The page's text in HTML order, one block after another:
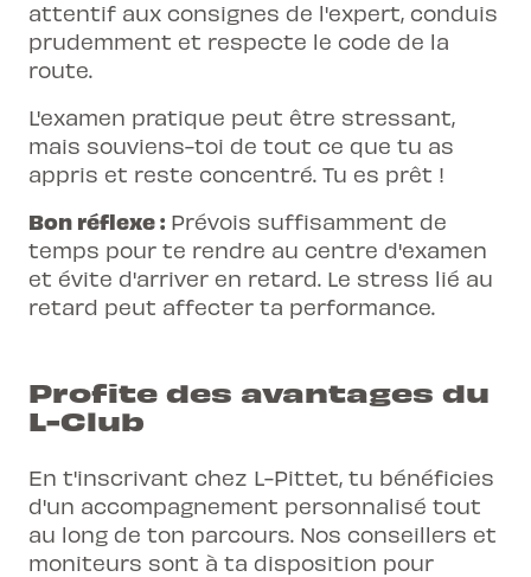
attentif aux consignes de l'expert, conduis
prudemment et respecte le code de la
route.
L'examen pratique peut être stressant,
mais souviens-toi de tout ce que tu as
appris et reste concentré. Tu es prêt !
Bon réflexe : Prévois suffisamment de
temps pour te rendre au centre d'examen
et évite d'arriver en retard. Le stress lié au
retard peut affecter ta performance.
Profite des avantages du
L-Club
En t'inscrivant chez L-Pittet, tu bénéficies
d'un accompagnement personnalisé tout
au long de ton parcours. Nos conseillers et
moniteurs sont à ta disposition pour